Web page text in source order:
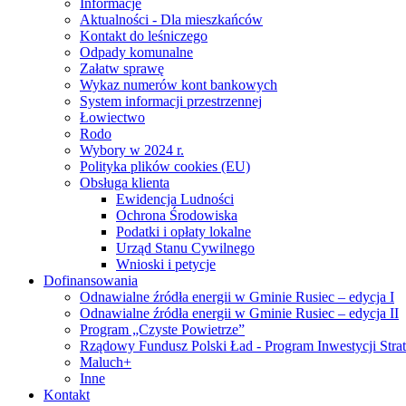
Informacje
Aktualności - Dla mieszkańców
Kontakt do leśniczego
Odpady komunalne
Załatw sprawę
Wykaz numerów kont bankowych
System informacji przestrzennej
Łowiectwo
Rodo
Wybory w 2024 r.
Polityka plików cookies (EU)
Obsługa klienta
Ewidencja Ludności
Ochrona Środowiska
Podatki i opłaty lokalne
Urząd Stanu Cywilnego
Wnioski i petycje
Dofinansowania
Odnawialne źródła energii w Gminie Rusiec – edycja I
Odnawialne źródła energii w Gminie Rusiec – edycja II
Program „Czyste Powietrze”
Rządowy Fundusz Polski Ład - Program Inwestycji
Maluch+
Inne
Kontakt